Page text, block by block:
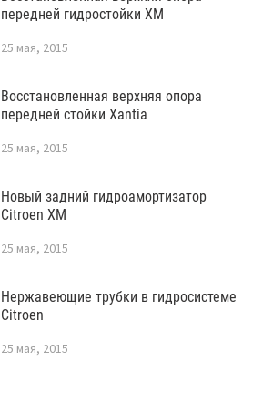
передней гидростойки XM
25 мая, 2015
Восстановленная верхняя опора
передней стойки Xantia
25 мая, 2015
Новый задний гидроамортизатор
Citroen XM
25 мая, 2015
Нержавеющие трубки в гидросистеме
Citroen
25 мая, 2015